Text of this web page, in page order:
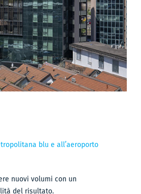
blu e all’aeroporto
nuovi volumi con un
del risultato.